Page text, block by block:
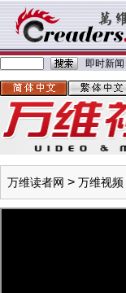
即时新闻
万维读者网 > 万维视频